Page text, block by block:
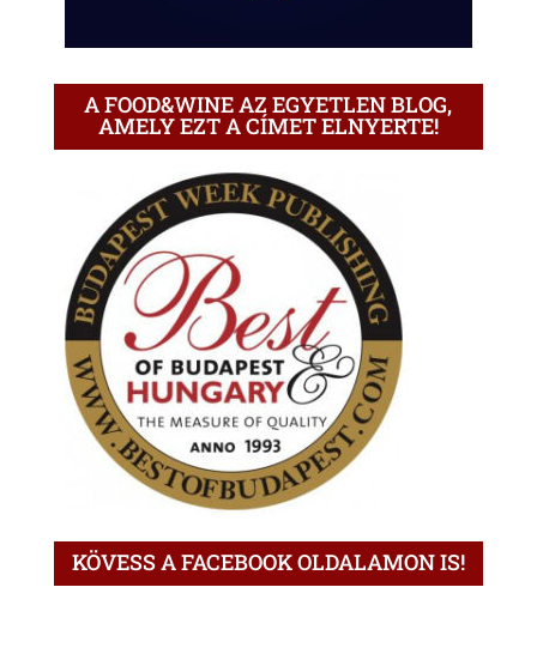
A FOOD&WINE AZ EGYETLEN BLOG,
AMELY EZT A CÍMET ELNYERTE!
KÖVESS A FACEBOOK OLDALAMON IS!